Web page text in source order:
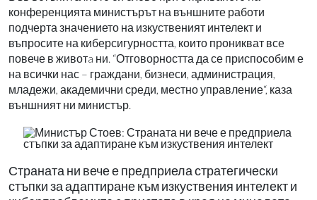
конференцията министърът на външните работи
подчерта значението на изкуственият интелект и
въпросите на киберсигурността, които проникват все
повече в животa ни. “Отговорността да се приспособим е
на всички нас – граждани, бизнеси, администрация,
младежи, академични среди, местно управление“, каза
външният ни министър.
Страната ни вече е предприела стратегически
стъпки за адаптиране към изкуствения интелект и